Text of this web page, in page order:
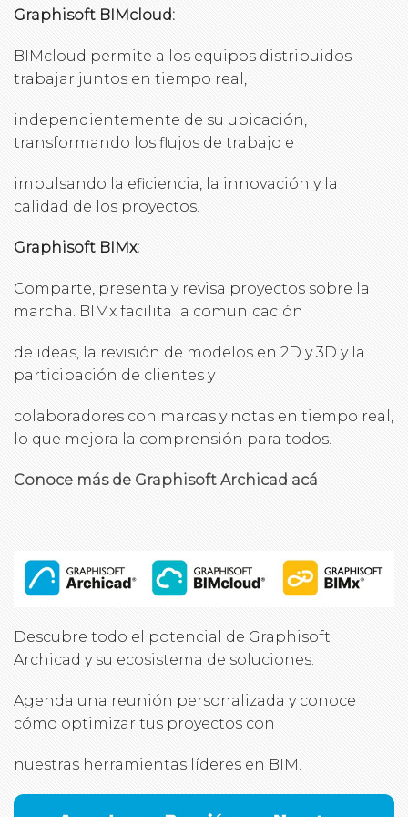
Graphisoft BIMcloud:
BIMcloud permite a los equipos distribuidos
trabajar juntos en tiempo real,
independientemente de su ubicación,
transformando los flujos de trabajo e
impulsando la eficiencia, la innovación y la
calidad de los proyectos.
Graphisoft BIMx:
Comparte, presenta y revisa proyectos sobre la
marcha. BIMx facilita la comunicación
de ideas, la revisión de modelos en 2D y 3D y la
participación de clientes y
colaboradores con marcas y notas en tiempo real,
lo que mejora la comprensión para todos.
Conoce más de Graphisoft Archicad acá
Descubre todo el potencial de Graphisoft
Archicad y su ecosistema de soluciones.
Agenda una reunión personalizada y conoce
cómo optimizar tus proyectos con
nuestras herramientas líderes en BIM.